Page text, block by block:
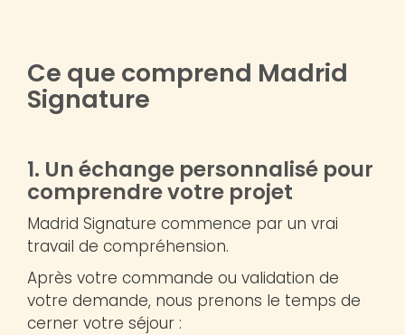
Ce que comprend Madrid
Signature
1. Un échange personnalisé pour
comprendre votre projet
Madrid Signature commence par un vrai
travail de compréhension.
Après votre commande ou validation de
votre demande, nous prenons le temps de
cerner votre séjour :